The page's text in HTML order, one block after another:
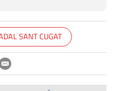
SANT CUGAT